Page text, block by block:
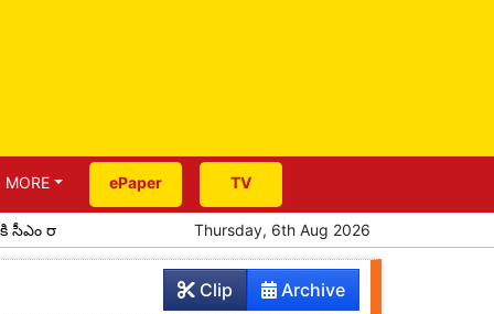
MORE ePaper TV
పూర్వ విద్యార్థుల ఆత్మీయ సమ్మేళనం ప్రతిభ చాటిన పదో తరగతి
Thursday, 6th Aug 2026
Archive
Clip